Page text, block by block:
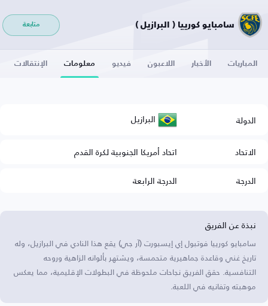
سامبايو كورييا ( البرازيل ) متابعة
المباريات الأخبار اللاعبون فيديو معلومات الإنتقالات
الدولة البرازيل
الاتحاد
اتحاد أمريكا الجنوبية لكرة القدم
الدرجة
الدرجة الرابعة
نبذة عن الفريق
سامبايو كورييا فوتبول إي إيسبورت (آر جي) يقع هذا النادي في البرازيل، وله
تاريخ غني وقاعدة جماهيرية متحمسة، ويشتهر بألوانه الزاهية وروحه
التنافسية. حقق الفريق نجاحات ملحوظة في البطولات الإقليمية، مما يعكس
موهبته وتفانيه في اللعبة.